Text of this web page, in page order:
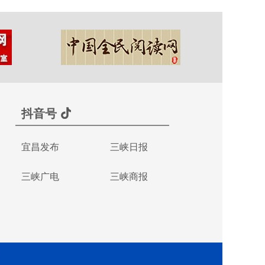
抖音号
宜昌发布 三峡日报
三峡广电 三峡商报